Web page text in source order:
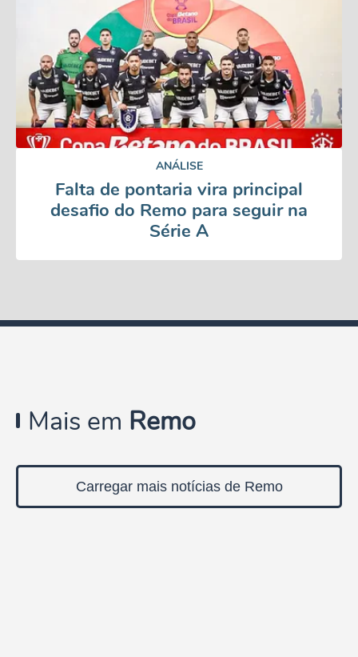
ANÁLISE
Falta de pontaria vira principal
desafio do Remo para seguir na
Série A
Mais em Remo
Carregar mais notícias de Remo